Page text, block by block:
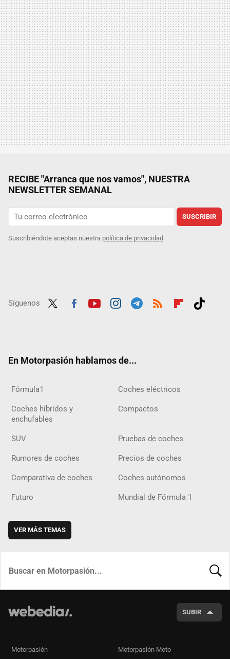
RECIBE "Arranca que nos vamos", NUESTRA
NEWSLETTER SEMANAL
SUSCRIBIR
Suscribiéndote aceptas nuestra política de privacidad
Síguenos
En Motorpasión hablamos de...
Fórmula1 Coches eléctricos
Coches híbridos y
enchufables
Compactos
SUV Pruebas de coches
Rumores de coches Precios de coches
Comparativa de coches Coches autónomos
Futuro Mundial de Fórmula 1
VER MÁS TEMAS
SUBIR
Motorpasión Motorpasión Moto